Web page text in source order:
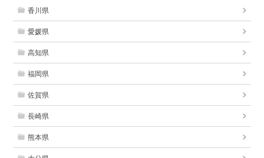
香川県
愛媛県
高知県
福岡県
佐賀県
長崎県
熊本県